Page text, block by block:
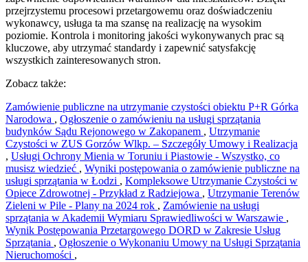
przejrzystemu procesowi przetargowemu oraz doświadczeniu
wykonawcy, usługa ta ma szansę na realizację na wysokim
poziomie. Kontrola i monitoring jakości wykonywanych prac są
kluczowe, aby utrzymać standardy i zapewnić satysfakcję
wszystkich zainteresowanych stron.
Zobacz także:
Zamówienie publiczne na utrzymanie czystości obiektu P+R Górka
Narodowa , Ogłoszenie o zamówieniu na usługi sprzątania
budynków Sądu Rejonowego w Zakopanem , Utrzymanie
Czystości w ZUS Gorzów Wlkp. – Szczegóły Umowy i Realizacja
, Usługi Ochrony Mienia w Toruniu i Piastowie - Wszystko, co
musisz wiedzieć , Wyniki postępowania o zamówienie publiczne na
usługi sprzątania w Łodzi , Kompleksowe Utrzymanie Czystości w
Opiece Zdrowotnej - Przykład z Radziejowa , Utrzymanie Terenów
Zieleni w Pile - Plany na 2024 rok , Zamówienie na usługi
sprzątania w Akademii Wymiaru Sprawiedliwości w Warszawie ,
Wynik Postępowania Przetargowego DORD w Zakresie Usług
Sprzątania , Ogłoszenie o Wykonaniu Umowy na Usługi Sprzątania
Nieruchomości ,